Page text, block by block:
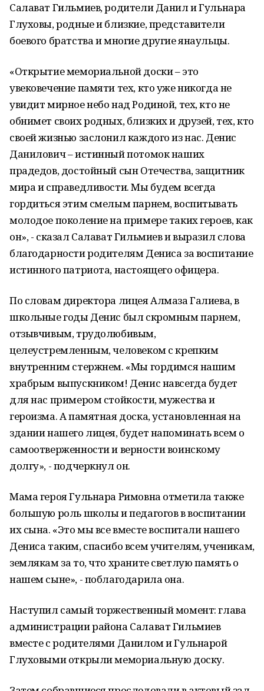
Салават Гильмиев, родители Данил и Гульнара
Глуховы, родные и близкие, представители
боевого братства и многие другие янаульцы.
«Открытие мемориальной доски – это
увековечение памяти тех, кто уже никогда не
увидит мирное небо над Родиной, тех, кто не
обнимет своих родных, близких и друзей, тех, кто
своей жизнью заслонил каждого из нас. Денис
Данилович – истинный потомок наших
прадедов, достойный сын Отечества, защитник
мира и справедливости. Мы будем всегда
гордиться этим смелым парнем, воспитывать
молодое поколение на примере таких героев, как
он», - сказал Салават Гильмиев и выразил слова
благодарности родителям Дениса за воспитание
истинного патриота, настоящего офицера.
По словам директора лицея Алмаза Галиева, в
школьные годы Денис был скромным парнем,
отзывчивым, трудолюбивым,
целеустремленным, человеком с крепким
внутренним стержнем. «Мы гордимся нашим
храбрым выпускником! Денис навсегда будет
для нас примером стойкости, мужества и
героизма. А памятная доска, установленная на
здании нашего лицея, будет напоминать всем о
самоотверженности и верности воинскому
долгу», - подчеркнул он.
Мама героя Гульнара Римовна отметила также
большую роль школы и педагогов в воспитании
их сына. «Это мы все вместе воспитали нашего
Дениса таким, спасибо всем учителям, ученикам,
землякам за то, что храните светлую память о
нашем сыне», - поблагодарила она.
Наступил самый торжественный момент: глава
администрации района Салават Гильмиев
вместе с родителями Данилом и Гульнарой
Глуховыми открыли мемориальную доску.